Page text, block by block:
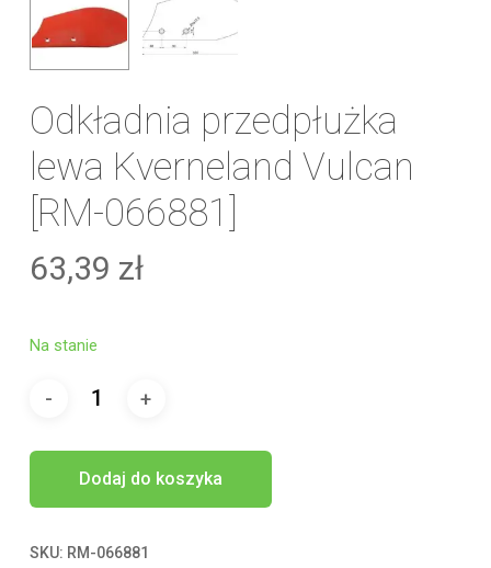
Odkładnia przedpłużka
lewa Kverneland Vulcan
[RM-066881]
63,39 zł
Na stanie
Dodaj do koszyka
SKU: RM-066881